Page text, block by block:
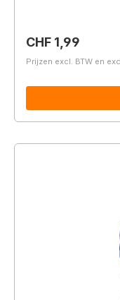
Normale prijs:
CHF 1,99
Prijzen excl. BTW en